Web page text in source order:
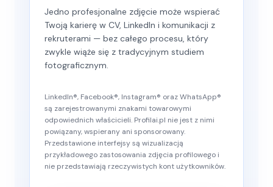
Jedno profesjonalne zdjęcie może wspierać
Twoją karierę w CV, LinkedIn i komunikacji z
rekruterami — bez całego procesu, który
zwykle wiąże się z tradycyjnym studiem
fotograficznym.
LinkedIn®, Facebook®, Instagram® oraz WhatsApp®
są zarejestrowanymi znakami towarowymi
odpowiednich właścicieli. Profilai.pl nie jest z nimi
powiązany, wspierany ani sponsorowany.
Przedstawione interfejsy są wizualizacją
przykładowego zastosowania zdjęcia profilowego i
nie przedstawiają rzeczywistych kont użytkowników.